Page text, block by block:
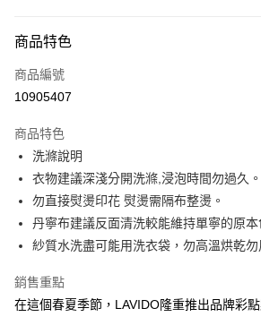
信用卡一次付款
超商取貨付款
街口支付
悠遊付
大哥付你分期
相關說明
1.本服務由台灣大哥大提供，台灣大哥大用戶可立
2.付款方式選擇「大哥付你分期」，訂單成立後會
流程，驗證手機門號後，選擇欲分期的期數、繳
ATM付款
商品特色
商品編號
10905407
商品特色
洗滌說明
衣物建議深淺分開洗滌,浸泡時間勿過久。
勿直接熨燙印花 熨燙需隔布整燙。
丹寧布建議反面清洗較能維持單寧的原本
紗質水洗盡可能用洗衣袋，勿高溫烘乾勿
銷售重點
在這個春夏季節，LAVIDO隆重推出品牌彩